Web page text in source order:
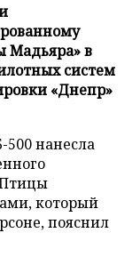
Мадьяра» в
систем
«Днепр»
нанесла
который
пояснил